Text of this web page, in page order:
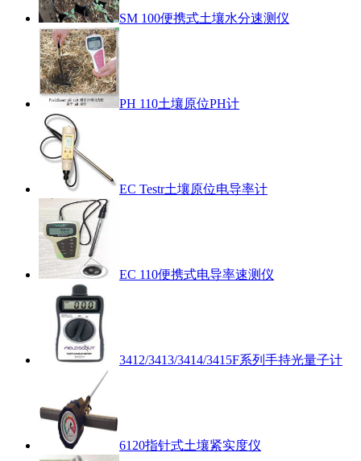
SM 100便携式土壤水分速测仪
PH 110土壤原位PH计
EC Testr土壤原位电导率计
EC 110便携式电导率速测仪
3412/3413/3414/3415F系列手持光量子计
6120指针式土壤紧实度仪